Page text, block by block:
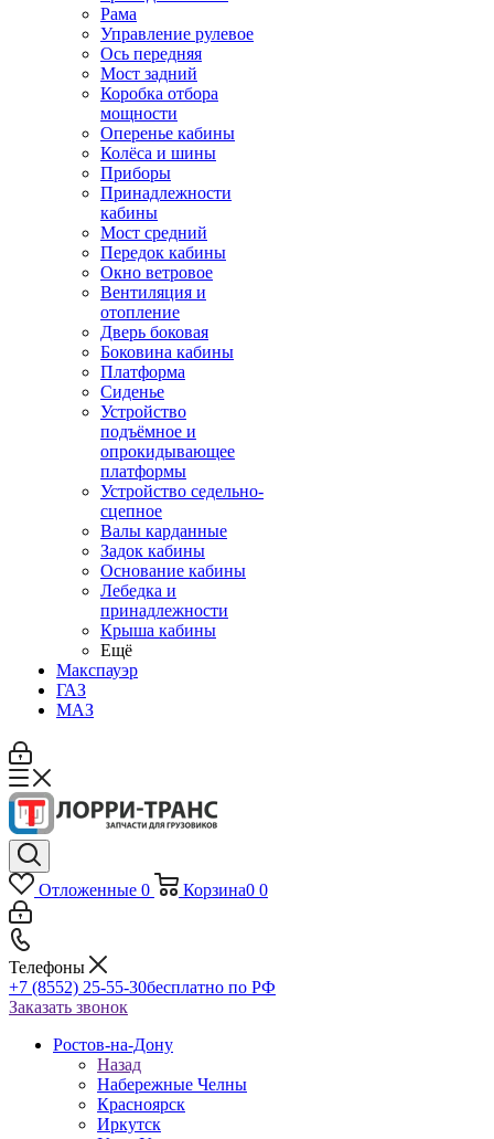
Рама
Управление рулевое
Ось передняя
Мост задний
Коробка отбора
мощности
Оперенье кабины
Колёса и шины
Приборы
Принадлежности
кабины
Мост средний
Передок кабины
Окно ветровое
Вентиляция и
отопление
Дверь боковая
Боковина кабины
Платформа
Сиденье
Устройство
подъёмное и
опрокидывающее
платформы
Устройство седельно-
сцепное
Валы карданные
Задок кабины
Основание кабины
Лебедка и
принадлежности
Крыша кабины
Ещё
Макспауэр
ГАЗ
МАЗ
Отложенные 0 Корзина0 0
Телефоны
+7 (8552) 25-55-30бесплатно по РФ
Заказать звонок
Ростов-на-Дону
Назад
Набережные Челны
Красноярск
Иркутск